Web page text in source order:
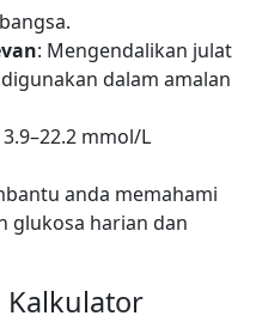
: Mengendalikan julat
dalam amalan
mmol/L
anda memahami
glukosa harian dan
Kalkulator